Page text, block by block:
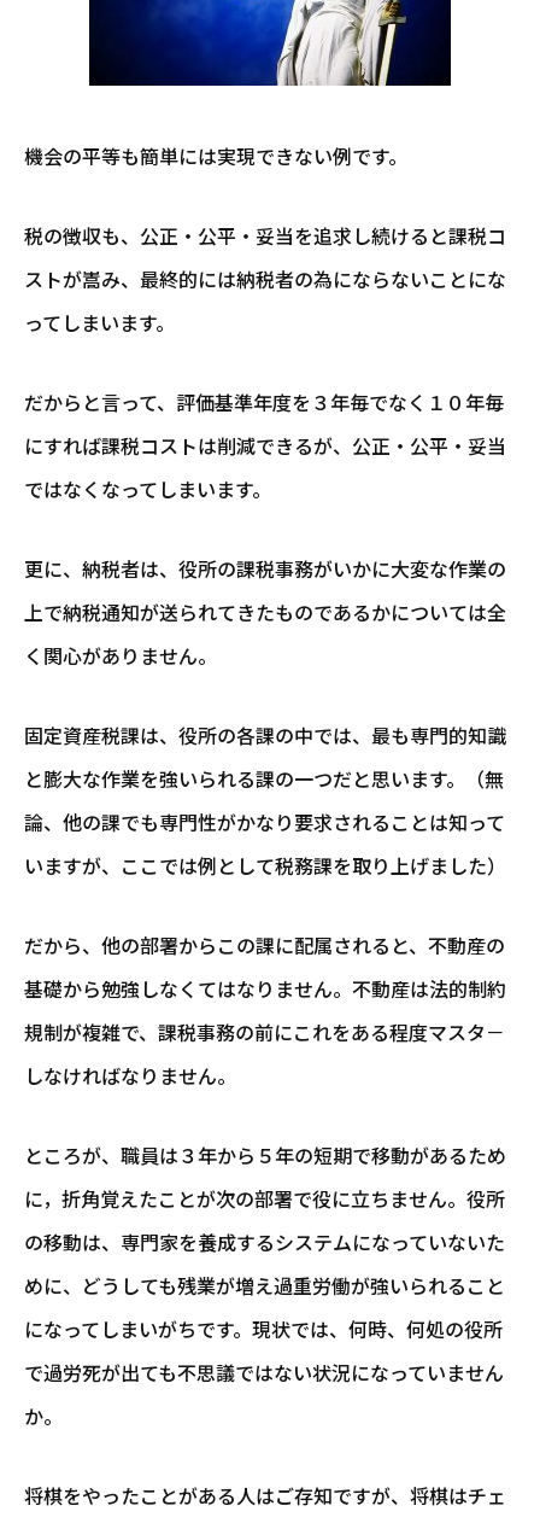
機会の平等も簡単には実現できない例です。
税の徴収も、公正・公平・妥当を追求し続けると課税コ
ストが嵩み、最終的には納税者の為にならないことにな
ってしまいます。
だからと言って、評価基準年度を３年毎でなく１０年毎
にすれば課税コストは削減できるが、公正・公平・妥当
ではなくなってしまいます。
更に、納税者は、役所の課税事務がいかに大変な作業の
上で納税通知が送られてきたものであるかについては全
く関心がありません。
固定資産税課は、役所の各課の中では、最も専門的知識
と膨大な作業を強いられる課の一つだと思います。（無
論、他の課でも専門性がかなり要求されることは知って
いますが、ここでは例として税務課を取り上げました）
だから、他の部署からこの課に配属されると、不動産の
基礎から勉強しなくてはなりません。不動産は法的制約
規制が複雑で、課税事務の前にこれをある程度マスタ－
しなければなりません。
ところが、職員は３年から５年の短期で移動があるため
に，折角覚えたことが次の部署で役に立ちません。役所
の移動は、専門家を養成するシステムになっていないた
めに、どうしても残業が増え過重労働が強いられること
になってしまいがちです。現状では、何時、何処の役所
で過労死が出ても不思議ではない状況になっていません
か。
将棋をやったことがある人はご存知ですが、将棋はチェ